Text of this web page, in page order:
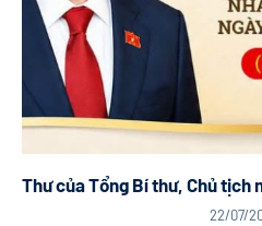
Thư của Tổng Bí thư, Chủ tịch
22/07/